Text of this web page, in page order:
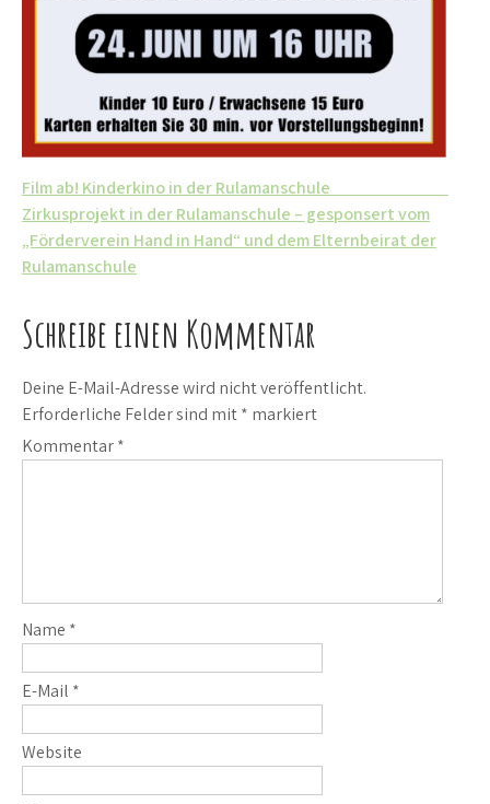
Beitrags-
Navigation
Film ab! Kinderkino in der Rulamanschule
Zirkusprojekt in der Rulamanschule – gesponsert vom
„Förderverein Hand in Hand“ und dem Elternbeirat der
Rulamanschule
Schreibe einen Kommentar
Deine E-Mail-Adresse wird nicht veröffentlicht.
Erforderliche Felder sind mit* markiert
Kommentar*
Name *
E-Mail *
Website